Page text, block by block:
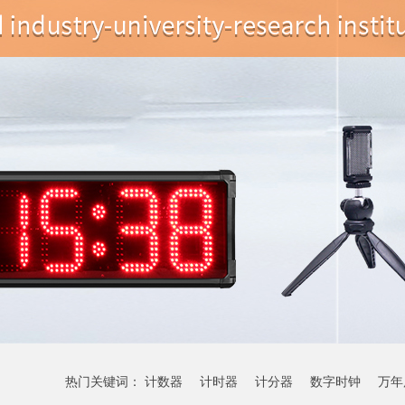
热门关键词： 计数器 计时器 计分器 数字时钟 万